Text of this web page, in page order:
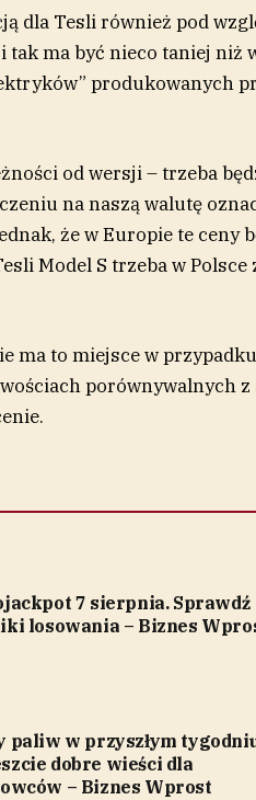
dla Tesli również pod
tak ma być nieco taniej niż
produkowanych
od wersji – trzeba
na naszą walutę
że w Europie te ceny
Model S trzeba w Polsce
ma to miejsce w
porównywalnych
7 sierpnia. Sprawdź
losowania – Biznes
paliw w przyszłym
dobre wieści dla
– Biznes Wprost